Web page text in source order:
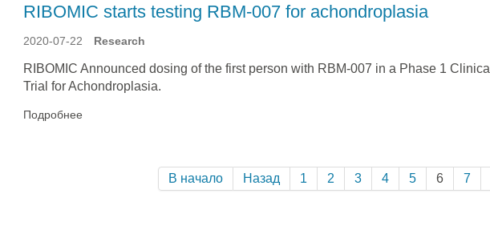
RIBOMIC starts testing RBM-007 for achondroplasia
2020-07-22 Research
RIBOMIC Announced dosing of the first person with RBM-007 in a Phase 1 Clinical
Trial for Achondroplasia.
Подробнее
В начало Назад 1 2 3 4 5 6 7